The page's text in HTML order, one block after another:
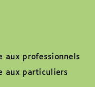
aux professionnels
aux particuliers